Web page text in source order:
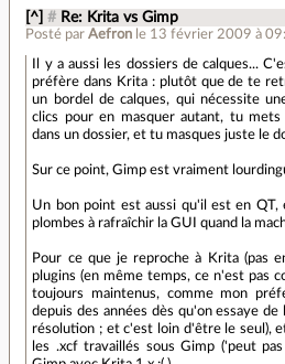
[^] # Re: Krita vs Gimp
Posté parAefron le 13 février 2009 à
Il y a aussi les dossiers de calques...
préfère dans Krita : plutôt que de te
un bordel de calques, qui nécessite
clics pour en masquer autant, tu mets
dans un dossier, et tu masques juste le
Sur ce point, Gimp est vraiment
Un bon point est aussi qu'il est en
plombes à rafraîchir la GUI quand la
Pour ce que je reproche à Krita (pas
plugins (en même temps, ce n'est pas
toujours maintenus, comme mon
depuis des années dès qu'on essaye
résolution ; et c'est loin d'être le seul),
les .xcf travaillés sous Gimp ('peut